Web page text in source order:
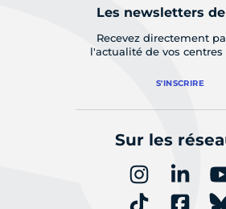
Les newsletters
Recevez directement
l'actualité de vos
S'INSCRIRE
Sur les